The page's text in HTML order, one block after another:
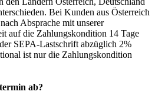
Bei Kunden aus Österreich
Absprache mit unserer
auf die Zahlungskondition 14 Tage
SEPA-Lastschrift abzüglich 2%
ist nur die Zahlungskondition
ab?